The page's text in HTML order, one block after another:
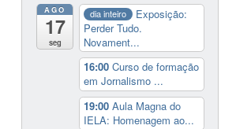
AGO
17
seg
dia inteiro
Exposição:
Perder Tudo.
Novament...
16:00Curso de formação
em Jornalismo ...
19:00Aula Magna do
IELA: Homenagem ao...